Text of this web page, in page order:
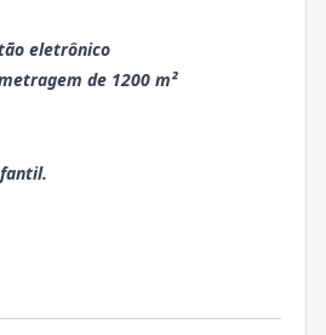
eletrônico
de 1200 m²